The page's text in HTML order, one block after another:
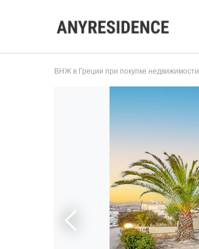
ВНЖ в Греции при покупке недвижимости